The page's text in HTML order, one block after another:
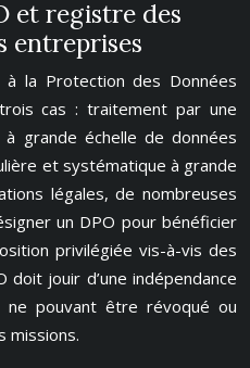
et registre des
entreprises
à la Protection des Données
cas : traitement par une
grande échelle de données
et systématique à grande
légales, de nombreuses
un DPO pour bénéficier
privilégiée vis-à-vis des
jouir d’une indépendance
ne pouvant être révoqué ou
missions.